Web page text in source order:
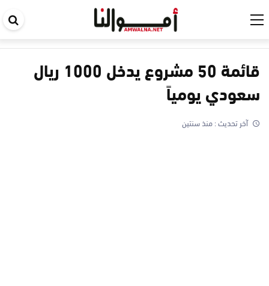
قائمة 50 مشروع يدخل 1000 ريال
سعودي يومياً
آخر تحديث :منذ سنتين